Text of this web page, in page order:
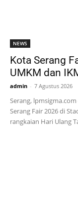
NEWS
Kota Serang
UMKM dan
admin - 7 Agustus 2026
Serang,
Serang Fair 2026 di
rangkaian Hari Ulang